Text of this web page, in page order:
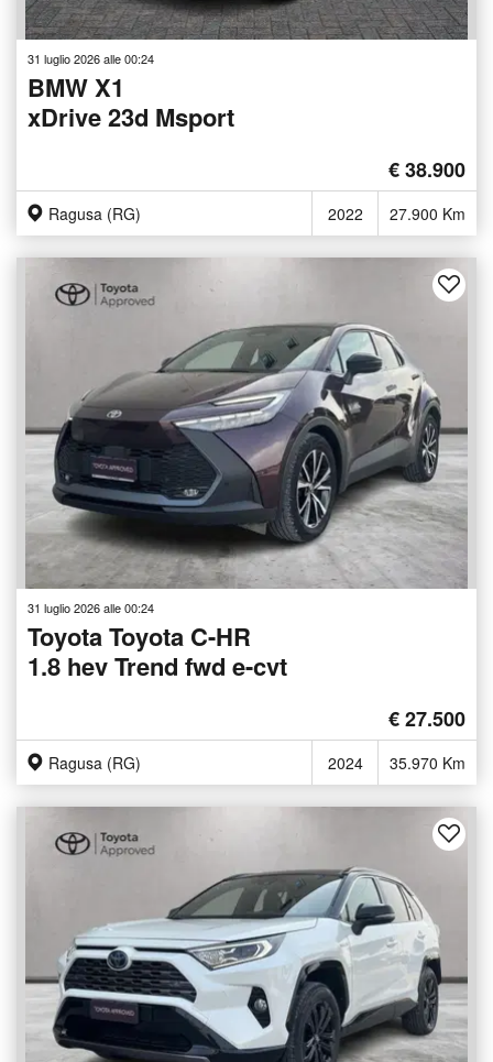
31 luglio 2026 alle 00:24
BMW X1
xDrive 23d Msport
€ 38.900
Ragusa (RG) 2022 27.900 Km
31 luglio 2026 alle 00:24
Toyota Toyota C-HR
1.8 hev Trend fwd e-cvt
€ 27.500
Ragusa (RG) 2024 35.970 Km